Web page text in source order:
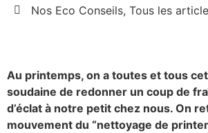
Nos Eco Conseils, Tous les
Au printemps, on a toutes et tous
soudaine de redonner un coup de
d’éclat à notre petit chez nous. On
mouvement du “nettoyage de